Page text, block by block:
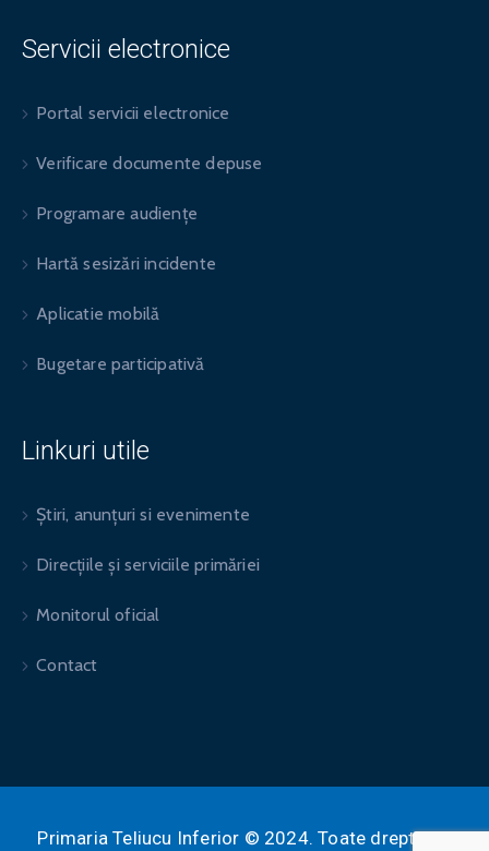
Servicii electronice
Portal servicii electronice
Verificare documente depuse
Programare audiențe
Hartă sesizări incidente
Aplicatie mobilă
Bugetare participativă
Linkuri utile
Știri, anunțuri si evenimente
Direcțiile și serviciile primăriei
Monitorul oficial
Contact
Primaria Teliucu Inferior © 2024. Toate drepturile